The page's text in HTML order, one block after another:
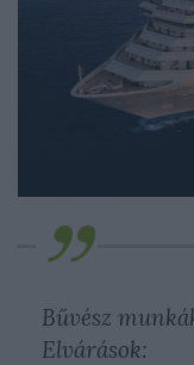
Bűvész
Elvárások: